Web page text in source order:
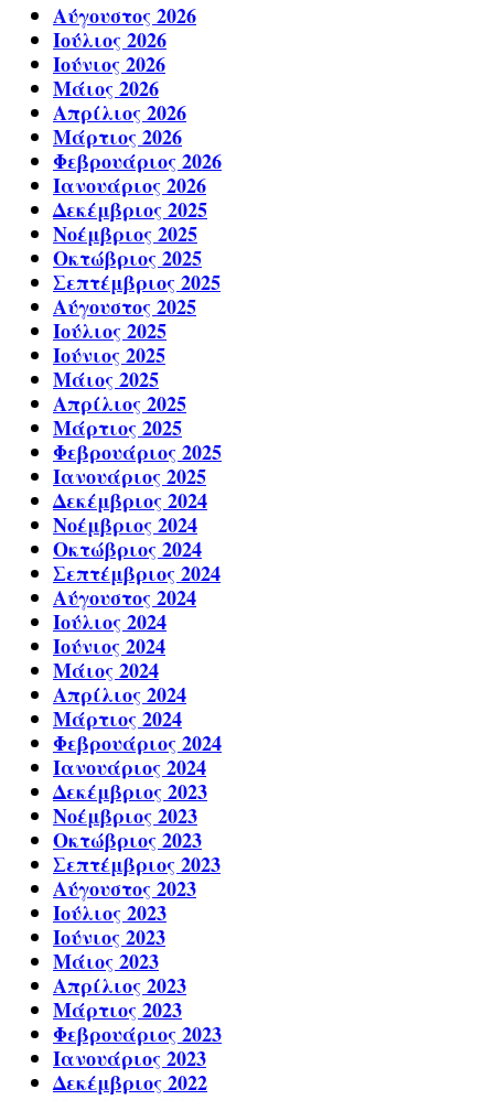
Αύγουστος 2026
Ιούλιος 2026
Ιούνιος 2026
Μάιος 2026
Απρίλιος 2026
Μάρτιος 2026
Φεβρουάριος 2026
Ιανουάριος 2026
Δεκέμβριος 2025
Νοέμβριος 2025
Οκτώβριος 2025
Σεπτέμβριος 2025
Αύγουστος 2025
Ιούλιος 2025
Ιούνιος 2025
Μάιος 2025
Απρίλιος 2025
Μάρτιος 2025
Φεβρουάριος 2025
Ιανουάριος 2025
Δεκέμβριος 2024
Νοέμβριος 2024
Οκτώβριος 2024
Σεπτέμβριος 2024
Αύγουστος 2024
Ιούλιος 2024
Ιούνιος 2024
Μάιος 2024
Απρίλιος 2024
Μάρτιος 2024
Φεβρουάριος 2024
Ιανουάριος 2024
Δεκέμβριος 2023
Νοέμβριος 2023
Οκτώβριος 2023
Σεπτέμβριος 2023
Αύγουστος 2023
Ιούλιος 2023
Ιούνιος 2023
Μάιος 2023
Απρίλιος 2023
Μάρτιος 2023
Φεβρουάριος 2023
Ιανουάριος 2023
Δεκέμβριος 2022